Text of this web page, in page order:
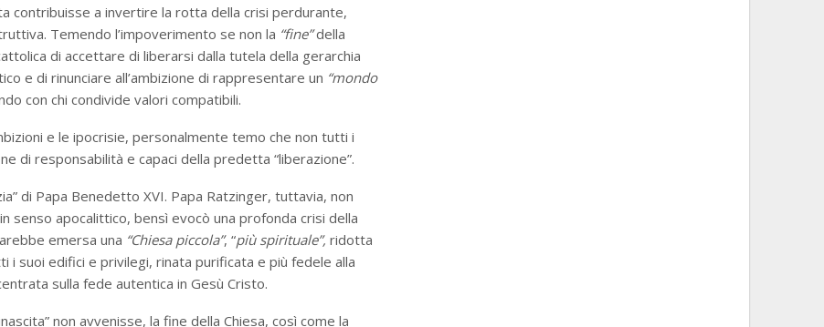
contribuisse a invertire la rotta della crisi perdurante,
Temendo l’impoverimento se non la “fine”della
di accettare di liberarsi dalla tutela della gerarchia
e di rinunciare all’ambizione di rappresentare un “mondo
con chi condivide valori compatibili.
e le ipocrisie, personalmente temo che non tutti i
di responsabilità e capaci della predetta “liberazione”.
di Papa Benedetto XVI. Papa Ratzinger, tuttavia, non
senso apocalittico, bensì evocò una profonda crisi della
emersa una “Chiesa piccola”, “più spirituale”, ridotta
i suoi edifici e privilegi, rinata purificata e più fedele alla
sulla fede autentica in Gesù Cristo.
non avvenisse, la fine della Chiesa, così come la